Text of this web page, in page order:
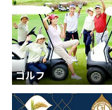
ゴルフ